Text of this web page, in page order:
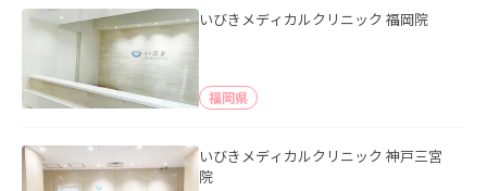
いびきメディカルクリニック 福岡院
福岡県
いびきメディカルクリニック 神戸三宮
院